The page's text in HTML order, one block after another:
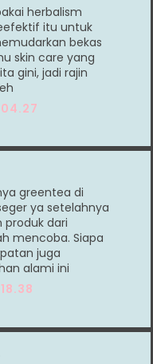
herbalism
itu untuk
bekas
skin care yang
gini, jadi rajin
greentea di
ya setelahnya
produk dari
mencoba. Siapa
juga
alami ini